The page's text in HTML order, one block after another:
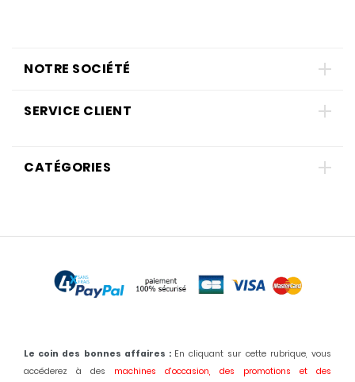
NOTRE SOCIÉTÉ
SERVICE CLIENT
CATÉGORIES
Le coin des bonnes affaires : En cliquant sur cette rubrique, vous
accéderez à des machines d'occasion, des promotions et des